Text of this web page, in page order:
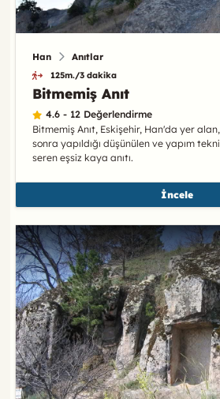
Han Anıtlar
125m./3 dakika
Bitmemiş Anıt
4.6 - 12 Değerlendirme
Bitmemiş Anıt, Eskişehir, Han'da yer
sonra yapıldığı düşünülen ve yapım
seren eşsiz kaya anıtı.
İncele